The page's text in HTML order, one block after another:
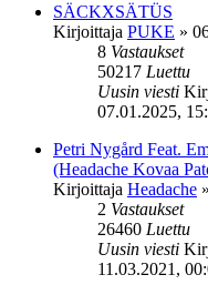
SÄCKXSÄTÜS
Kirjoittaja PUKE »
8 Vastaukset
50217 Luettu
Uusin viesti
07.01.2025,
Petri Nygård Feat.
(Headache Kovaa
Kirjoittaja Headache »
2 Vastaukset
26460 Luettu
Uusin viesti
11.03.2021,